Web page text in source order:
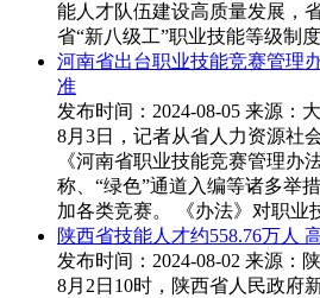
能人才队伍建设高质量发展，
省“新八级工”职业技能等级制
河南省出台职业技能竞赛管理
准
发布时间：2024-08-05 来源：
8月3日，记者从省人力资源社
《河南省职业技能竞赛管理办
称、“绿色”通道入编等诸多举
加各类竞赛。 《办法》对职业
陕西省技能人才约558.76万人
发布时间：2024-08-02 来源：
8月2日10时，陕西省人民政府